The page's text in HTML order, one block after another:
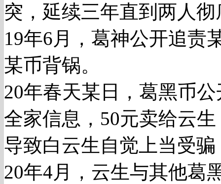
突，延续三年直到两人
19年6月，葛神公开追责
某币背锅。
20年春天某日，葛黑币
全家信息，50元卖给云
导致白云生自觉上当受
20年4月，云生与其他葛